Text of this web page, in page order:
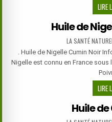
LIRE
Huile de
AUTHOR:
LA SANTÉ
. Huile de Nigelle Cumin Noir
Nigelle est connu en France
LIRE
Huile